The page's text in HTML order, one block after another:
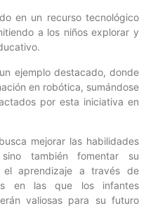
en un recurso tecnológico
a los niños explorar y
ejemplo destacado, donde
en robótica, sumándose
por esta iniciativa en
mejorar las habilidades
también fomentar su
aprendizaje a través de
en las que los infantes
valiosas para su futuro